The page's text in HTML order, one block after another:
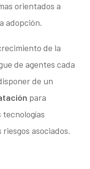
orientados a
adopción.
de la
de agentes cada
de un
para
asociados.